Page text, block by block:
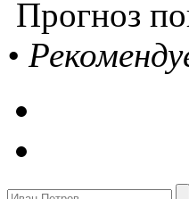
Прогноз
•